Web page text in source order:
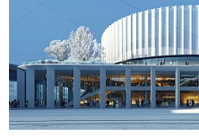
C.F. Møller Architects)